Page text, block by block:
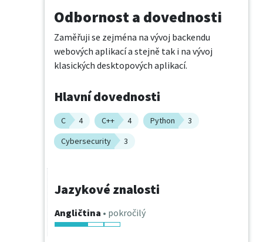
Odbornost a dovednosti
Zaměřuji se zejména na vývoj backendu
webových aplikací a stejně tak i na vývoj
klasických desktopových aplikací.
Hlavní dovednosti
C 4 C++ 4 Python
3
Cybersecurity
3
Jazykové znalosti
Angličtina • pokročilý